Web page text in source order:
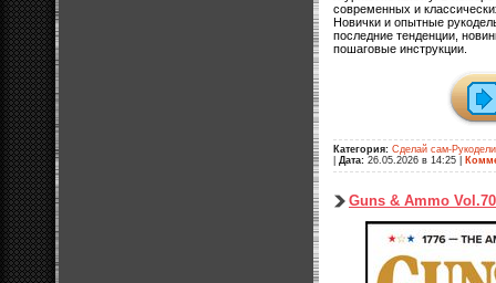
современных и
Новички и опытные
последние тенденции,
пошаговые инструкции.
Категория: Сделай сам-
Дата: 26.05.2026 в 14:25
Guns & Ammo